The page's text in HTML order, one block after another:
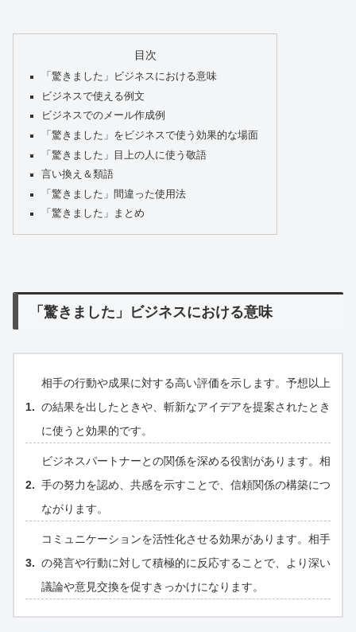
目次
「驚きました」ビジネスにおける意味
ビジネスで使える例文
ビジネスでのメール作成例
「驚きました」をビジネスで使う効果的な場面
「驚きました」目上の人に使う敬語
言い換え＆類語
「驚きました」間違った使用法
「驚きました」まとめ
「驚きました」ビジネスにおける意味
相手の行動や成果に対する高い評価を示します。予想以上
の結果を出したときや、斬新なアイデアを提案されたとき
に使うと効果的です。
ビジネスパートナーとの関係を深める役割があります。相
手の努力を認め、共感を示すことで、信頼関係の構築につ
ながります。
コミュニケーションを活性化させる効果があります。相手
の発言や行動に対して積極的に反応することで、より深い
議論や意見交換を促すきっかけになります。